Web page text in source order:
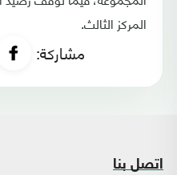
المركز الثالث.
مشاركة:
اتصل بنا